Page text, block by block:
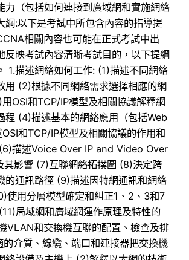
力（包括如何連接到廣域網和實施網絡
綱:以下是考試中所包含內容的指導提
相關內容也可能在正式考試中出
反映考試內容清晰考試目的，以下提綱
1.描述網絡如何工作: (1)描述不同網絡
用 (2)根據不同網絡需求選擇相應的網
OSI和TCP/IP模型及相關協議解釋網
程 (4)描述基本的網絡應用（包括Web
和TCP/IP模型及相關協議的作用和
描述Voice Over IP and Video Over
其影響 (7)互聯網絡拓撲圖 (8)決定跨
的通訊路徑 (9)描述因特網通訊和網絡
使用分層模型確定和糾正1、2、3和7
局域網和廣域網運作原理及特性的
VLAN和交換機互聯的配置、檢查及排
介質、線纜、端口和連接器把交換機